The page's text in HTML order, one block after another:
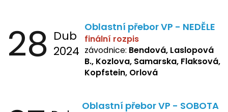
28 Dub
2024
Oblastní přebor VP - NEDĚLE
finální rozpis
závodnice: Bendová, Laslopová
B., Kozlova, Samarska, Flaksová,
Kopfstein, Orlová
Oblastní přebor VP - SOBOTA